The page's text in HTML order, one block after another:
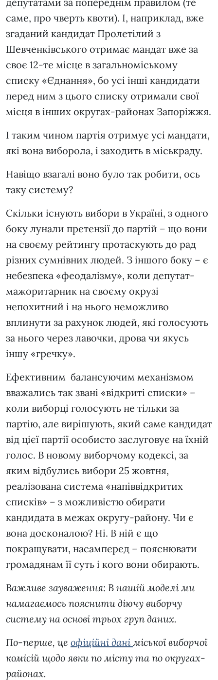
саме, про чверть квоти). І, наприклад, вже
згаданий кандидат Пролетілий з
Шевченківського отримає мандат вже за
своє 12-те місце в загальноміському
списку «Єднання», бо усі інші кандидати
перед ним з цього списку отримали свої
місця в інших округах-районах Запоріжжя.
І таким чином партія отримує усі мандати,
які вона виборола, і заходить в міськраду.
Навіщо взагалі воно було так робити, ось
таку систему?
Скільки існують вибори в Україні, з одного
боку лунали претензії до партій – що вони
на своєму рейтингу протаскують до рад
різних сумнівних людей. З іншого боку – є
небезпека «феодалізму», коли депутат-
мажоритарник на своєму окрузі
непохитний і на нього неможливо
вплинути за рахунок людей, які голосують
за нього через лавочки, дрова чи якусь
іншу «гречку».
Ефективним балансуючим механізмом
вважались так звані «відкриті списки» –
коли виборці голосують не тільки за
партію, але вирішують, який саме кандидат
від цієї партії особисто заслуговує на їхній
голос. В новому виборчому кодексі, за
яким відбулись вибори 25 жовтня,
реалізована система «напіввідкритих
списків» – з можливістю обирати
кандидата в межах округу-району. Чи є
вона досконалою? Ні. В ній є що
покращувати, насамперед – пояснювати
громадянам її суть і кого вони обирають.
Важливе зауваження: В нашій моделі ми
намагаємось пояснити діючу виборчу
систему на основі трьох груп даних.
По-перше, це офіційні дані міської виборчої
комісій щодо явки по місту та по округах-
районах.